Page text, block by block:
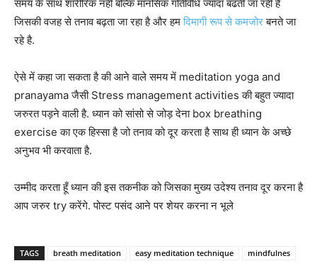
समय के साथ शारीरिक नहीं बल्कि मानसिक गतिविधि ज्यादा बढती जा रही है
जिसकी वजह से तनाव बढ़ता जा रहा है और हमदिमागी रूप से कमजोरबनते जा
रहे है.
ऐसे में कहा जा सकता है की आने वाले समय में meditation yoga and
pranayama जैसी Stress management activities की बहुत ज्यादा
जरुरत पड़ने वाली है. ध्यान को सांसो से जोड़ देना box breathing
exercise का एक हिस्सा है जो तनाव को दूर करता है साथ ही ध्यान के अच्छे
अनुभव भी करवाता है.
उम्मीद करता हूँ ध्यान की इस तकनीक को जिसका मुख्य उदेश्य तनाव दूर करना है
आप जरुर try करेंगे. पोस्ट पसंद आने पर शेयर करना न भूले
TAGS breath meditation easy meditation technique mindfulnes